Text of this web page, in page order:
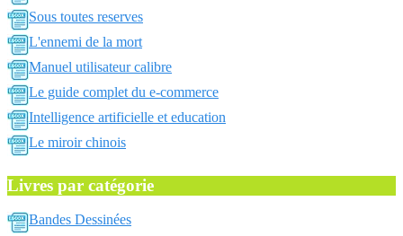
Sous toutes reserves
L'ennemi de la mort
Manuel utilisateur calibre
Le guide complet du e-commerce
Intelligence artificielle et education
Le miroir chinois
Livres par catégorie
Bandes Dessinées